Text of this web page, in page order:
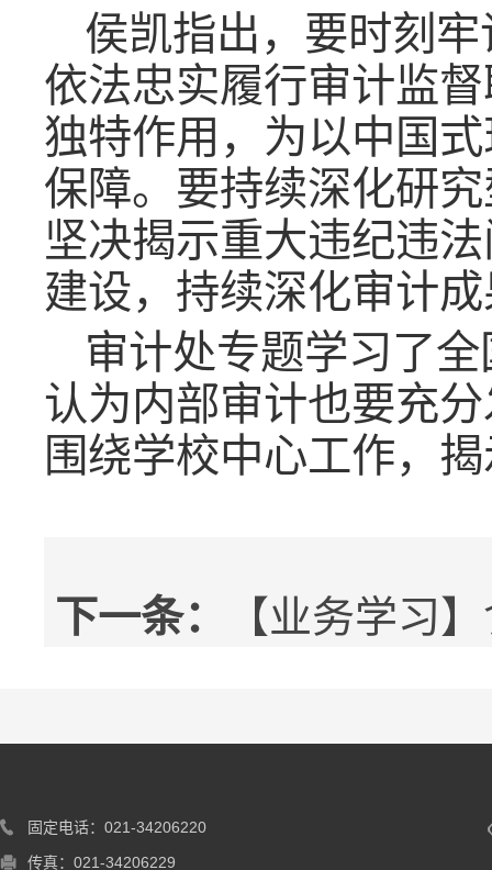
侯凯指出，要时刻
依法忠实履行审计监
独特作用，为以中国
保障。要持续深化研
坚决揭示重大违纪违
建设，持续深化审计
审计处专题学习了全
认为内部审计也要充
围绕学校中心工作，
下一条： 【业务学习
固定电话：021-34206220
传真：021-34206229